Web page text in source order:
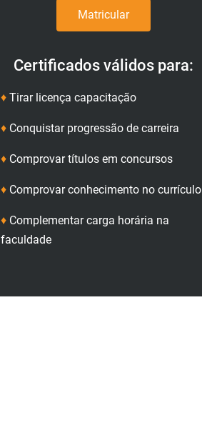
Matricular
Certificados válidos para:
♦ Tirar licença capacitação
♦ Conquistar progressão de carreira
♦ Comprovar títulos em concursos
♦ Comprovar conhecimento no currículo
♦ Complementar carga horária na
faculdade